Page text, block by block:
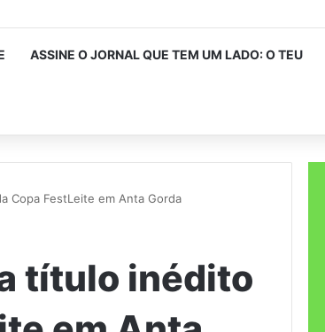
ASSINE O JORNAL QUE TEM UM LADO: O TEU
skin
Copa FestLeite em Anta Gorda
título inédito